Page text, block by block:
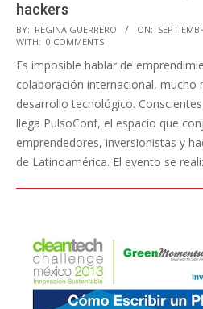
hackers
2013-
09-
02
BY: REGINA GUERRERO ON:
WITH: 0 COMMENTS
Es imposible hablar de
colaboración internacional, mucho
desarrollo tecnológico.
llega PulsoConf, el espacio que
emprendedores, inversionistas y
de Latinoamérica. El evento se